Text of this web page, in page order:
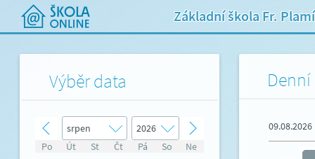
Základní škola Fr.
Výběr data
Po Út St Čt Pá So
Ne
09.08.2026